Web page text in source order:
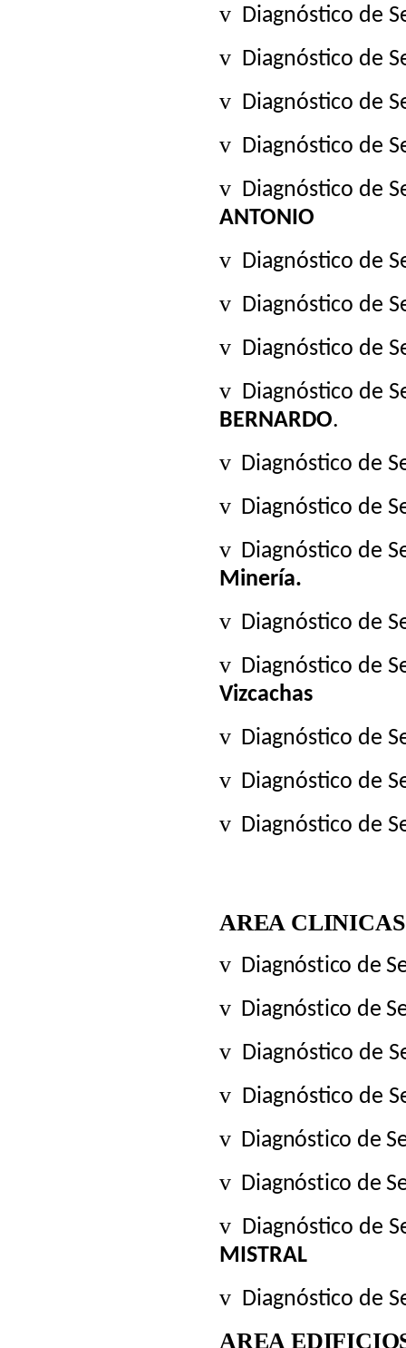
v Diagnóstico de
v Diagnóstico de
v Diagnóstico de
v Diagnóstico de
v Diagnóstico de
ANTONIO
v Diagnóstico de
v Diagnóstico de
v Diagnóstico de
v Diagnóstico de
BERNARDO.
v Diagnóstico de
v Diagnóstico de
v Diagnóstico de
Minería.
v Diagnóstico de
v Diagnóstico de
Vizcachas
v Diagnóstico de
v Diagnóstico de
v Diagnóstico de
AREA
v Diagnóstico de
v Diagnóstico de
v Diagnóstico de
v Diagnóstico de
v Diagnóstico de
v Diagnóstico de
v Diagnóstico de
MISTRAL
v Diagnóstico de
AREA